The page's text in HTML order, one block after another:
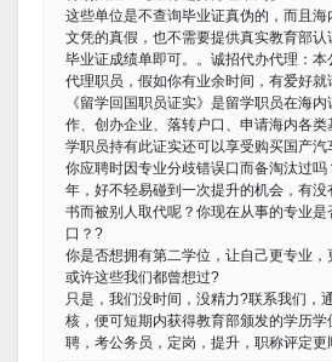
这些单位是不查询毕业证真伪的，而且
文凭的真假，也不需要提供真实教育部
毕业证成绩单即可。。诚招代办代理：
代理职员，假如你有业余时间，有爱好就
《留学回国职员证实》是留学职员在海
作、创办企业、落转户口、申请海内各
学职员持有此证实还可以享受购买国产
你应聘时因专业分歧错误口而备淘汰过吗
年，好不轻易碰到一次提升的机会，有
书而被别人取代呢？你现在从事的专业
口？?
你是否想拥有第二学位，让自己更专业
或许这些我们都曾想过?
只是，我们没时间，没精力?联系我们，
核，便可短期内获得教育部颁发的学历
聘，考公务员，定岗，提升，职称评定更